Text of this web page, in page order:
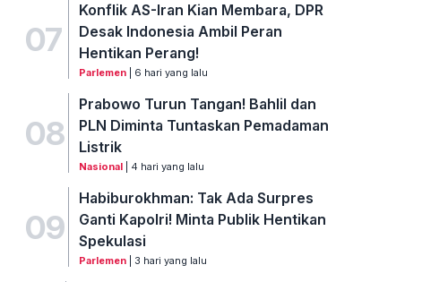
07
Konflik AS-Iran Kian Membara, DPR
Desak Indonesia Ambil Peran
Hentikan Perang!
Parlemen | 6 hari yang lalu
08
Prabowo Turun Tangan! Bahlil dan
PLN Diminta Tuntaskan Pemadaman
Listrik
Nasional | 4 hari yang lalu
09
Habiburokhman: Tak Ada Surpres
Ganti Kapolri! Minta Publik Hentikan
Spekulasi
Parlemen | 3 hari yang lalu